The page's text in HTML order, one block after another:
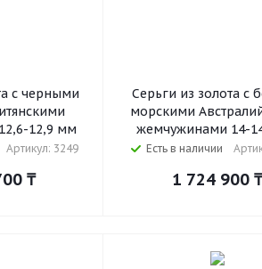
с черными
12,9 мм
Артикул: 3249
₸
Серьги из золота с
морскими
жемчужинами 14-
Есть в наличии
1 724 900₸